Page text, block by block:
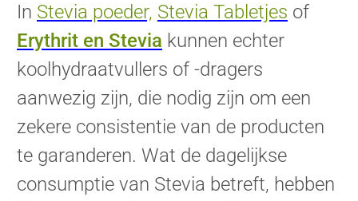
In Stevia poeder, Stevia Tabletjes of
Erythrit en Stevia kunnen echter
koolhydraatvullers of -dragers
aanwezig zijn, die nodig zijn om een
zekere consistentie van de producten
te garanderen. Wat de dagelijkse
consumptie van Stevia betreft, hebben